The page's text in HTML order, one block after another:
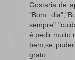
Gostaria de
"Bom
sempre"
é pedir muito
bem,se
grato.